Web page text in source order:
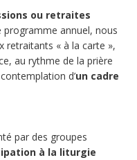
ou retraites
annuel, nous
retraitants « à la carte »,
au rythme de la prière
d’un cadre
par des groupes
à la liturgie